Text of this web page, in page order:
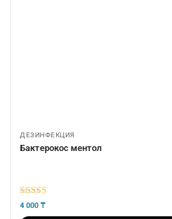
ДЕЗИНФЕКЦИЯ
Бактерокос ментол
5 из 5
4 000 ₸